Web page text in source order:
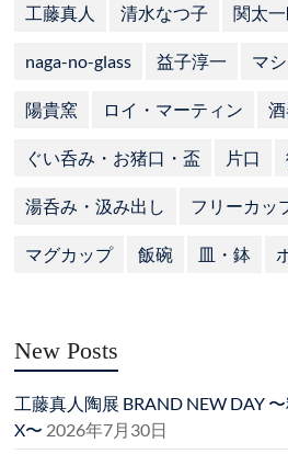
工藤真人 清水なつ子 関太
naga-no-glass 益子淳一 マ
陽貴窯 ロイ・マーティン
ぐい呑み・お猪口・盃 片口
湯呑み・汲み出し フリーカッ
マグカップ 飯碗 皿・鉢
New Posts
工藤真人陶展 BRAND NEW DAY
X〜 2026年7月30日